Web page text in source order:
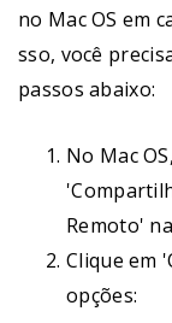
no Mac OS em
sso, você
passos abaixo:
No Mac
Remoto'
Clique em
opções: